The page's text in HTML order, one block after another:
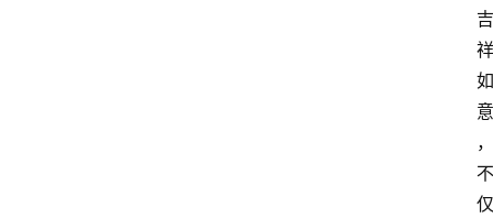
吉
祥
如
意
，
不
仅